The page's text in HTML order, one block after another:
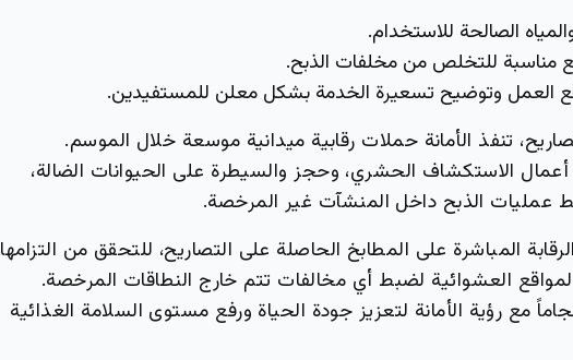
الصالحة للاستخدام.
مناسبة للتخلص من مخلفات الذبح.
العمل وتوضيح تسعيرة الخدمة بشكل معلن للمستفيدين.
تنفذ الأمانة حملات رقابية ميدانية موسعة خلال الموسم.
الاستكشاف الحشري، وحجز والسيطرة على الحيوانات الضالة،
عمليات الذبح داخل المنشآت غير المرخصة.
المباشرة على المطابخ الحاصلة على التصاريح، للتحقق من التزامها
المواقع العشوائية لضبط أي مخالفات تتم خارج النطاقات المرخصة.
مع رؤية الأمانة لتعزيز جودة الحياة ورفع مستوى السلامة الغذائية